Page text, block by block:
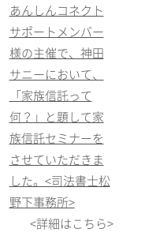
あんしんコネクト
サポートメンバー
様の主催で、神田
サニーにおいて、
「家族信託って
何？」と題して家
族信託セミナーを
させていただきま
した。<司法書士松
野下事務所>
<詳細はこちら>